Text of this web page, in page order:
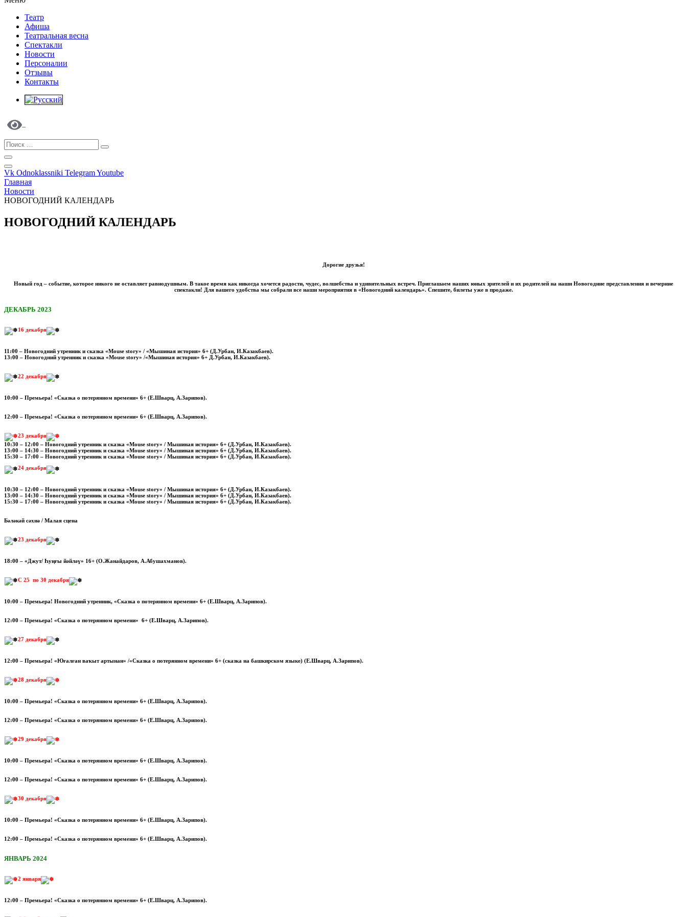
Театр
Афиша
Театральная весна
Спектакли
Новости
Персоналии
Отзывы
Контакты
Vk Odnoklassniki TelegramYoutube
Главная
Новости
НОВОГОДНИЙ КАЛЕНДАРЬ
НОВОГОДНИЙ КАЛЕНДАРЬ
Дорогие друзья!
Новый год – событие, которое никого не оставляет равнодушным. В такое время как никогда хочется радости, чудес, волшебства и удивительных встреч. Приглашаем наших юных зрителей и их родителей на наши Новогодние представления и вечерние
спектакли! Для вашего удобства мы собрали все наши мероприятия в «Новогодний календарь». Спешите, билеты уже в продаже.
ДЕКАБРЬ 2023
16 декабря
11:00 – Новогодний утренник и сказка «Mouse story» / «Мышиная история» 6+ (Д.Урбан, И.Казакбаев).
13:00 – Новогодний утренник и сказка «Mouse story» /«Мышиная история» 6+ Д.Урбан, И.Казакбаев).
22 декабря
10:00 – Премьера! «Сказка о потерянном времени» 6+ (Е.Шварц, А.Зарипов).
12:00 – Премьера! «Сказка о потерянном времени» 6+ (Е.Шварц, А.Зарипов).
23 декабря
10:30 – 12:00 – Новогодний утренник и сказка «Mouse story» / Мышиная история» 6+ (Д.Урбан, И.Казакбаев).
13:00 – 14:30 – Новогодний утренник и сказка «Mouse story» / Мышиная история» 6+ (Д.Урбан, И.Казакбаев).
15:30 – 17:00 – Новогодний утренник и сказка «Mouse story» / Мышиная история» 6+ (Д.Урбан, И.Казакбаев).
24 декабря
10:30 – 12:00 – Новогодний утренник и сказка «Mouse story» / Мышиная история» 6+ (Д.Урбан, И.Казакбаев).
13:00 – 14:30 – Новогодний утренник и сказка «Mouse story» / Мышиная история» 6+ (Д.Урбан, И.Казакбаев).
15:30 – 17:00 – Новогодний утренник и сказка «Mouse story» / Мышиная история» 6+ (Д.Урбан, И.Казакбаев).
Бәләкәй сәхнә / Малая сцена
23 декабря
18:00 – «Джут/ Һуңғы йәйләү» 16+ (О.Жанайдаров, А.Абушахманов).
С 25 по 30 декабря
10:00 – Премьера! Новогодний утренник, «Сказка о потерянном времени» 6+ (Е.Шварц, А.Зарипов).
12:00 – Премьера! «Сказка о потерянном времени» 6+ (Е.Шварц, А.Зарипов).
27 декабря
12:00 – Премьера! «Юғалған ваҡыт артынан» /«Сказка о потерянном времени» 6+ (сказка на башкирском языке) (Е.Шварц, А.Зарипов).
28 декабря
10:00 – Премьера! «Сказка о потерянном времени» 6+ (Е.Шварц, А.Зарипов).
12:00 – Премьера! «Сказка о потерянном времени» 6+ (Е.Шварц, А.Зарипов).
29 декабря
10:00 – Премьера! «Сказка о потерянном времени» 6+ (Е.Шварц, А.Зарипов).
12:00 – Премьера! «Сказка о потерянном времени» 6+ (Е.Шварц, А.Зарипов).
30 декабря
10:00 – Премьера! «Сказка о потерянном времени» 6+ (Е.Шварц, А.Зарипов).
12:00 – Премьера! «Сказка о потерянном времени» 6+ (Е.Шварц, А.Зарипов).
ЯНВАРЬ 2024
2 января
12:00 – Премьера! «Сказка о потерянном времени» 6+ (Е.Шварц, А.Зарипов).